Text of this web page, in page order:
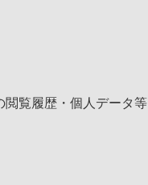
閲覧履歴・個人データ等